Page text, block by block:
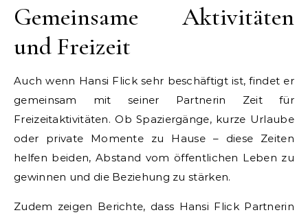
Gemeinsame Aktivitäten
und Freizeit
Auch wenn Hansi Flick sehr beschäftigt ist, findet er
gemeinsam mit seiner Partnerin Zeit für
Freizeitaktivitäten. Ob Spaziergänge, kurze Urlaube
oder private Momente zu Hause – diese Zeiten
helfen beiden, Abstand vom öffentlichen Leben zu
gewinnen und die Beziehung zu stärken.
Zudem zeigen Berichte, dass Hansi Flick Partnerin